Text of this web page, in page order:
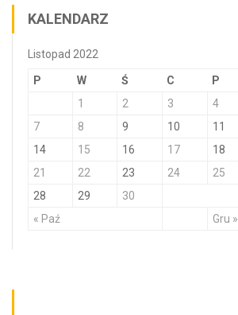
KALENDARZ
Listopad 2022
P W Ś C P
« Paź Gru »
1 2 3 4
7
8 9 10 11
14
15 16 17 18
21
22 23 24 25
28
29 30